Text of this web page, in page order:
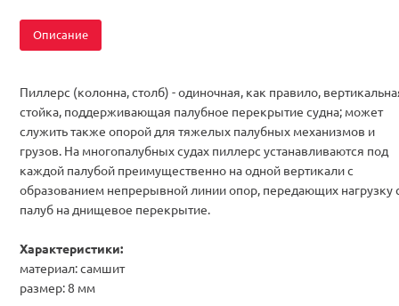
Описание
Пиллерс (колонна, столб) - одиночная, как правило,
стойка, поддерживающая палубное перекрытие судна; может
служить также опорой для тяжелых палубных механизмов и
грузов. На многопалубных судах пиллерс устанавливаются под
каждой палубой преимущественно на одной вертикали с
образованием непрерывной линии опор, передающих нагрузку
палуб на днищевое перекрытие.
Характеристики:
материал: самшит
размер: 8 мм